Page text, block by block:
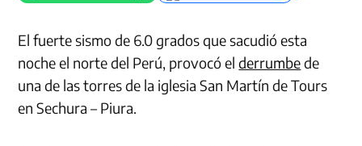
El fuerte sismo de 6.0 grados que sacudió esta
noche el norte del Perú, provocó elderrumbede
una de las torres de la iglesia San Martín de Tours
en Sechura – Piura.